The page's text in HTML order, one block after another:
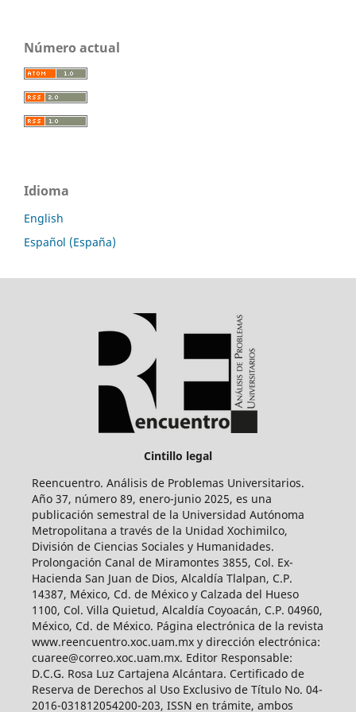
Número actual
Idioma
English
Español (España)
Cintillo legal
Reencuentro. Análisis de Problemas Universitarios.
Año 37, número 89, enero-junio 2025, es una
publicación semestral de la Universidad Autónoma
Metropolitana a través de la Unidad Xochimilco,
División de Ciencias Sociales y Humanidades.
Prolongación Canal de Miramontes 3855, Col. Ex-
Hacienda San Juan de Dios, Alcaldía Tlalpan, C.P.
14387, México, Cd. de México y Calzada del Hueso
1100, Col. Villa Quietud, Alcaldía Coyoacán, C.P. 04960,
México, Cd. de México. Página electrónica de la revista
www.reencuentro.xoc.uam.mx y dirección electrónica:
cuaree@correo.xoc.uam.mx. Editor Responsable:
D.C.G. Rosa Luz Cartajena Alcántara. Certificado de
Reserva de Derechos al Uso Exclusivo de Título No. 04-
2016-031812054200-203, ISSN en trámite, ambos